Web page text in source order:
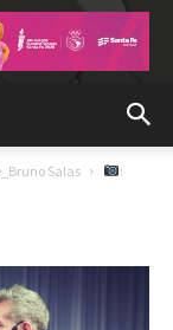
Salas
: